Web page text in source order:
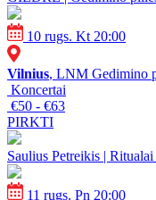
10 rugs. Kt 20:00
Vilnius, LNM Gedimino
Koncertai
€50 - €63
PIRKTI
Saulius Petreikis |
11 rugs. Pn 20:00